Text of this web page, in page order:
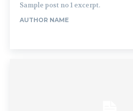
Sample post no 1 excerpt.
AUTHOR NAME